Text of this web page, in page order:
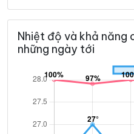
Nhiệt độ và khả năng
những ngày tới